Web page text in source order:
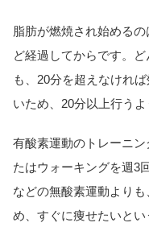
脂肪が燃焼され始める
ど経過してからです。
も、20分を超えなけれ
いため、20分以上行うよ
有酸素運動のトレーニ
たはウォーキングを週3
などの無酸素運動より
め、すぐに痩せたいと